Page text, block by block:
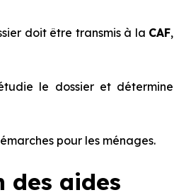
doit être transmis à la CAF,
le dossier et détermine
pour les ménages.
des aides